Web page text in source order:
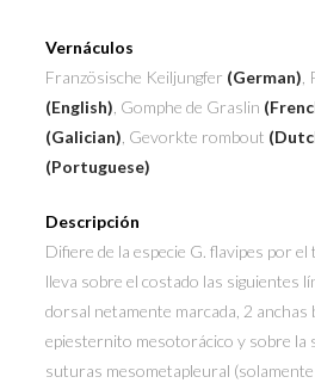
Vernáculos
Französische Keiljungfer (German)
(English) , Gomphe de Graslin
(Galician) , Gevorkte rombout
(Portuguese)
Descripción
Difiere de la especie G. flavipes por
lleva sobre el costado las siguientes
dorsal netamente marcada, 2 anchas
epiesternito mesotorácico y sobre la
suturas mesometapleural (solamente